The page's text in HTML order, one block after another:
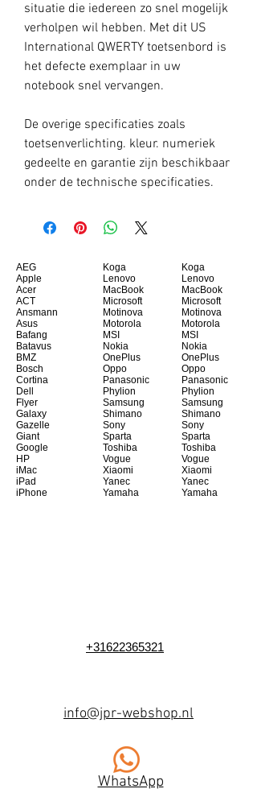
situatie die iedereen zo snel mogelijk
verholpen wil hebben. Met dit US
International QWERTY toetsenbord is
het defecte exemplaar in uw
notebook snel vervangen.
De overige specificaties zoals
toetsenverlichting. kleur. numeriek
gedeelte en garantie zijn beschikbaar
onder de technische specificaties.
AEG
Apple
Acer
ACT
Ansmann
Asus
Bafang
Batavus
BMZ
Bosch
Cortina
Dell
Flyer
Galaxy
Gazelle
Giant
Google
HP
iMac
iPad
iPhone
Koga
Lenovo
MacBook
Microsoft
Motinova
Motorola
MSI
Nokia
OnePlus
Oppo
Panasonic
Phylion
Samsung
Shimano
Sony
Sparta
Toshiba
Vogue
Xiaomi
Yanec
Yamaha
Koga
Lenovo
MacBook
Microsoft
Motinova
Motorola
MSI
Nokia
OnePlus
Oppo
Panasonic
Phylion
Samsung
Shimano
Sony
Sparta
Toshiba
Vogue
Xiaomi
Yanec
Yamaha
+31622365321
info@jpr-webshop.nl
WhatsApp